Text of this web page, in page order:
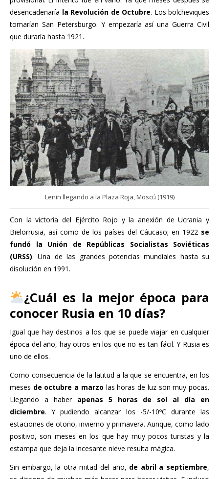
desencadenaría la Revolución de Octubre. Los bolcheviques
tomarían San Petersburgo. Y empezaría así una Guerra Civil
que duraría hasta 1921.
Lenin llegando a la Plaza Roja, Moscú (1919)
Con la victoria del Ejército Rojo y la anexión de Ucrania y
Bielorrusia, así como de los países del Cáucaso; en 1922 se
fundó la Unión de Repúblicas Socialistas Soviéticas
(URSS). Una de las grandes potencias mundiales hasta su
disolución en 1991.
¿Cuál es la mejor época para
conocer Rusia en 10 días?
Igual que hay destinos a los que se puede viajar en cualquier
época del año, hay otros en los que no es tan fácil. Y Rusia es
uno de ellos.
Como consecuencia de la latitud a la que se encuentra, en los
meses de octubre a marzo las horas de luz son muy pocas.
Llegando a haber apenas 5 horas de sol al día en
diciembre. Y pudiendo alcanzar los -5/-10ºC durante las
estaciones de otoño, invierno y primavera. Aunque, como lado
positivo, son meses en los que hay muy pocos turistas y la
estampa que deja la incesante nieve resulta mágica.
Sin embargo, la otra mitad del año, de abril a septiembre,